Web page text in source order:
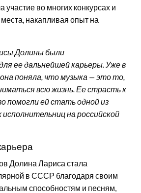
во многих конкурсах и
накапливая опыт на
Долины были
ее дальнейшей карьеры. Уже в
поняла, что музыка — это то,
всю жизнь. Ее страсть к
помогли ей стать одной из
на российской
Долина Лариса стала
в СССР благодаря своим
способностям и песням,